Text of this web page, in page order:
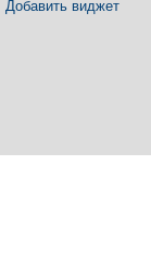
Добавить виджет